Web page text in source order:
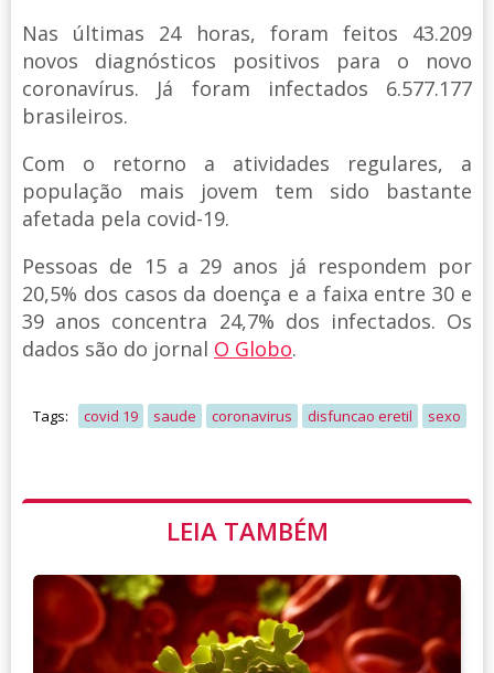
Nas últimas 24 horas, foram feitos 43.209
novos diagnósticos positivos para o novo
coronavírus. Já foram infectados 6.577.177
brasileiros.
Com o retorno a atividades regulares, a
população mais jovem tem sido bastante
afetada pela covid-19.
Pessoas de 15 a 29 anos já respondem por
20,5% dos casos da doença e a faixa entre 30 e
39 anos concentra 24,7% dos infectados. Os
dados são do jornal O Globo.
Tags: covid 19 saude coronavirus disfuncao eretil sexo
LEIA TAMBÉM